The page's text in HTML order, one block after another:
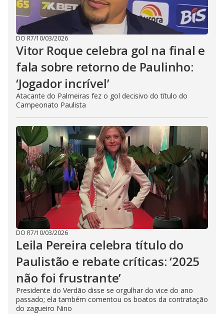
DO R7/10/03/2026
Vitor Roque celebra gol na final e
fala sobre retorno de Paulinho:
‘Jogador incrível’
Atacante do Palmeiras fez o gol decisivo do título do
Campeonato Paulista
DO R7/10/03/2026
Leila Pereira celebra título do
Paulistão e rebate críticas: ‘2025
não foi frustrante’
Presidente do Verdão disse se orgulhar do vice do ano
passado; ela também comentou os boatos da contratação
do zagueiro Nino